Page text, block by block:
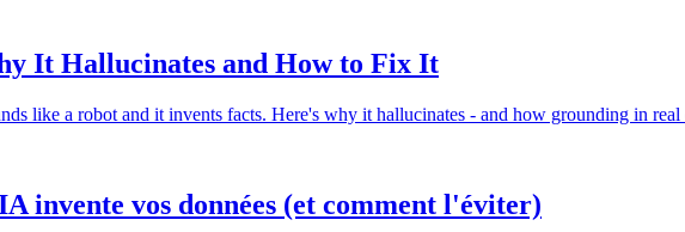
It Hallucinates and How to Fix It
like a robot and it invents facts. Here's why it hallucinates - and how grounding in real
invente vos données (et comment l'éviter)